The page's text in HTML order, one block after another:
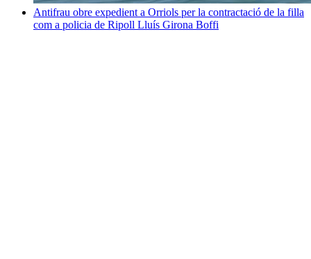
Antifrau obre expedient a Orriols per la contractació de la filla
com a policia de Ripoll Lluís Girona Boffi